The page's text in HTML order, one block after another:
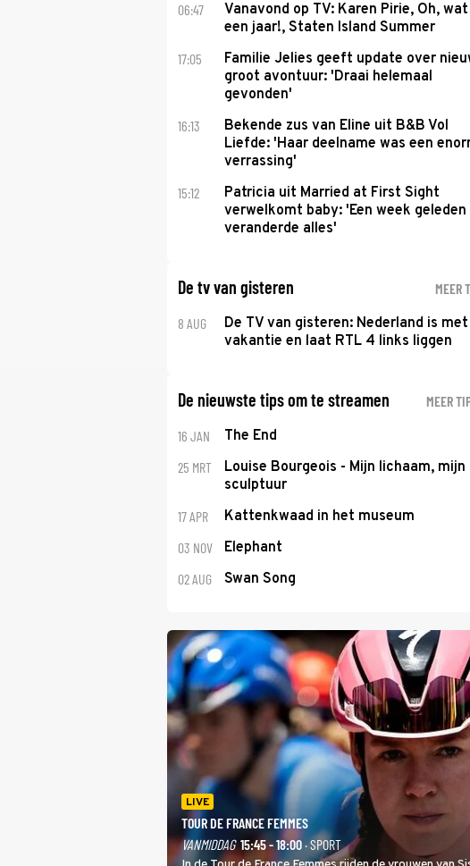
06:47
Vanavond op TV: Karen Pirie, Oh, wat
een jaar!, Staten Island Summer
17:05
Familie Jelies geeft update over
groot avontuur: 'Draai helemaal
gevonden'
16:13
Bekende zus van Eline uit B&B Vol
Liefde: 'Haar deelname was een
verrassing'
15:12
Patricia uit Married at First Sight
verwelkomt baby: 'Een week geleden
veranderde alles'
De tv van gisteren MEER
8 AUG
De TV van gisteren: Nederland is met
vakantie en laat RTL 4 links liggen
De nieuwste tips om te streamen MEER
16 JAN The End
25 MRT
Louise Bourgeois - Mijn lichaam, mijn
sculptuur
17 APR Kattenkwaad in het museum
03 NOV Elephant
02 AUG Swan Song
LIVE
TOUR DE FRANCE FEMMES
VANMIDDAG 15:45 - 18:00· SPORT